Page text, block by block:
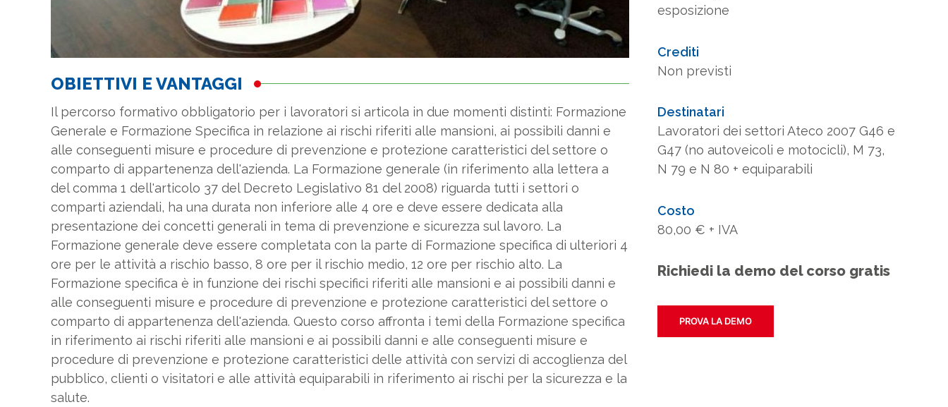
OBIETTIVI E VANTAGGI
Il percorso formativo obbligatorio per i lavoratori si articola in due momenti distinti: Formazione
Generale e Formazione Specifica in relazione ai rischi riferiti alle mansioni, ai possibili danni e
alle conseguenti misure e procedure di prevenzione e protezione caratteristici del settore o
comparto di appartenenza dell'azienda. La Formazione generale (in riferimento alla lettera a
del comma 1 dell'articolo 37 del Decreto Legislativo 81 del 2008) riguarda tutti i settori o
comparti aziendali, ha una durata non inferiore alle 4 ore e deve essere dedicata alla
presentazione dei concetti generali in tema di prevenzione e sicurezza sul lavoro. La
Formazione generale deve essere completata con la parte di Formazione specifica di ulteriori 4
ore per le attività a rischio basso, 8 ore per il rischio medio, 12 ore per rischio alto. La
Formazione specifica è in funzione dei rischi specifici riferiti alle mansioni e ai possibili danni e
alle conseguenti misure e procedure di prevenzione e protezione caratteristici del settore o
comparto di appartenenza dell'azienda. Questo corso affronta i temi della Formazione specifica
in riferimento ai rischi riferiti alle mansioni e ai possibili danni e alle conseguenti misure e
procedure di prevenzione e protezione caratteristici delle attività con servizi di accoglienza del
pubblico, clienti o visitatori e alle attività equiparabili in riferimento ai rischi per la sicurezza e la
salute.
esposizione
Crediti
Non previsti
Destinatari
Lavoratori dei settori Ateco 2007 G46 e
G47 (no autoveicoli e motocicli), M 73,
N 79 e N 80 + equiparabili
Costo
80,00 € + IVA
Richiedi la demo del corso gratis
PROVA LA DEMO